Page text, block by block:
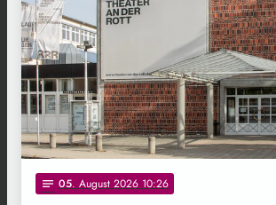
notes 05. August 2026 10:26